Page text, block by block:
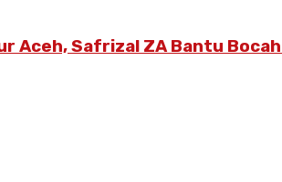
Aceh, Safrizal ZA Bantu